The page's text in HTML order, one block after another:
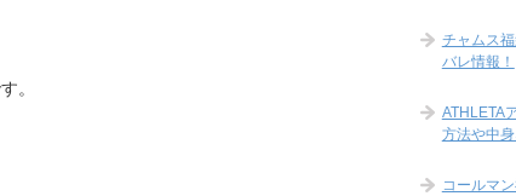
。
チャムス
バレ情報！
ATHLETA
方法や中身
コールマ